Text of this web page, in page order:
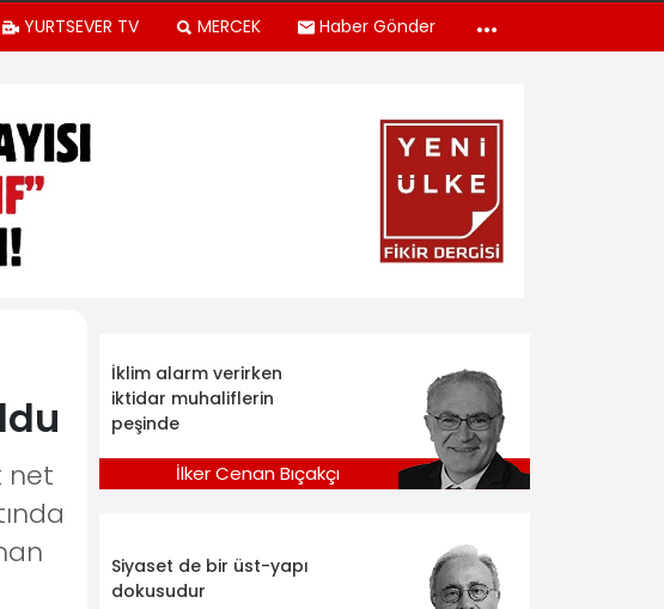
YURTSEVER TV MERCEK Haber Gönder
net
İklim alarm verirken
iktidar muhaliflerin
peşinde
İlker Cenan Bıçakçı
Siyaset de bir üst-yapı
dokusudur